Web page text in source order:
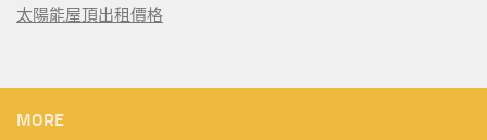
太陽能屋頂出租價格
MORE